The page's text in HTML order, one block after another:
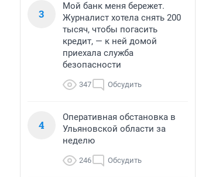
3
Мой банк меня бережет.
Журналист хотела снять 200
тысяч, чтобы погасить
кредит, — к ней домой
приехала служба
безопасности
347 Обсудить
4
Оперативная обстановка в
Ульяновской области за
неделю
246 Обсудить